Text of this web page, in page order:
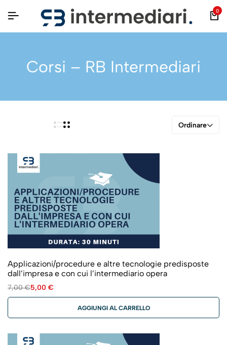
0
Corsi – RB Intermediari
Ordinare
Applicazioni/procedure e altre tecnologie predisposte
dall’impresa e con cui l’intermediario opera
7,00€5,00 €
AGGIUNGI AL CARRELLO